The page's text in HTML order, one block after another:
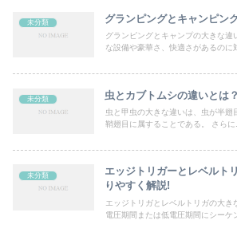
未分類 グランピングとキャンピン
グランピングとキャンプの大きな違
な設備や豪華さ、快適さがあるのに
未分類 虫とカブトムシの違いとは
虫と甲虫の大きな違いは、虫が半翅
鞘翅目に属することである。 さらに
未分類
エッジトリガーとレベルト
りやすく解説!
エッジトリガとレベルトリガの大き
電圧期間または低電圧期間にシーケ